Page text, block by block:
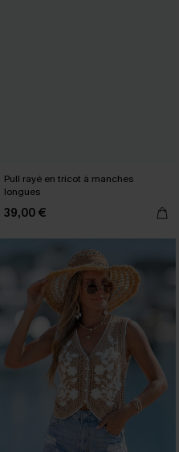
Pull rayé en tricot à manches
longues
39,00 €